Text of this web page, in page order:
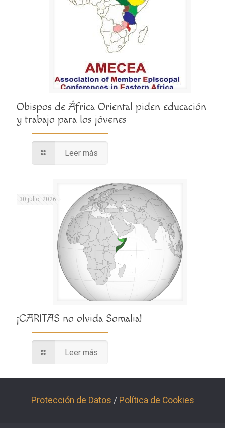
Obispos de África Oriental piden educación
y trabajo para los jóvenes
Leer más
30 julio, 2026
¡CARITAS no olvida Somalia!
Leer más
Protección de Datos / Política de Cookies